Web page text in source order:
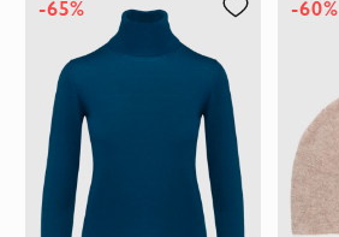
-65% -60%